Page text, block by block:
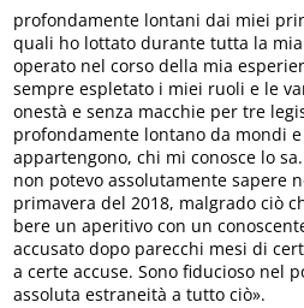
profondamente lontani dai miei
quali ho lottato durante tutta la
operato nel corso della mia
sempre espletato i miei ruoli e le
onestà e senza macchie per tre
profondamente lontano da mondi
appartengono, chi mi conosce lo
non potevo assolutamente sapere
primavera del 2018, malgrado ciò
bere un aperitivo con un
accusato dopo parecchi mesi di
a certe accuse. Sono fiducioso nel
assoluta estraneità a tutto ciò».